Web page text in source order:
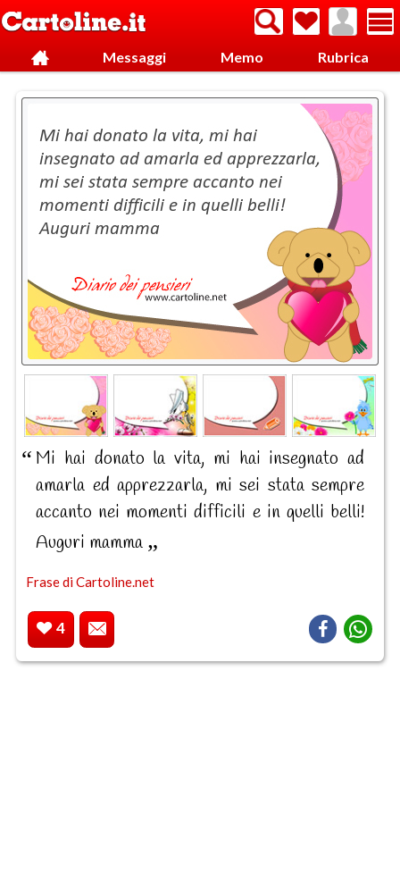
Messaggi Memo Rubrica
Mi hai donato la vita, mi hai insegnato ad
amarla ed apprezzarla, mi sei stata sempre
accanto nei momenti difficili e in quelli belli!
Auguri mamma
Frase di Cartoline.net
4